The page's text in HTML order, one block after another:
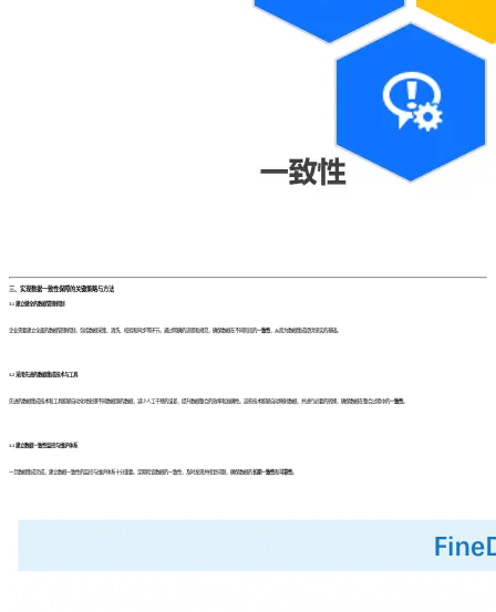
三、实现数据一致性保障的关键策略与方法
3.1 建立健全的数据管理机制
企业需要建立全面的数据管理机制，包括数据采集、清洗、校验和同步等环节。通过明确的流程和规范，确保数据在不同阶段的 一致性 ，从而为数据集成提供坚实的基础。
3.2 采用先进的数据集成技术与工具
先进的数据集成技术和工具能够自动化地处理不同数据源的数据，减少人工干预的误差，提升数据整合的效率和准确性。这些技术能够自动映射数据，并进行必要的转换，确保数据在整合过程中的 一致性
3.3 建立数据一致性监控与维护体系
一旦数据集成完成，建立数据一致性的监控与维护体系十分重要。定期检查数据的一致性，及时发现并修复问题，确保数据的 长期一致性 和 可靠性